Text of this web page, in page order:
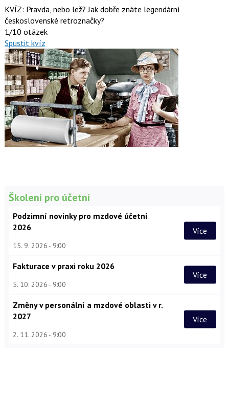
KVÍZ: Pravda, nebo lež? Jak dobře znáte legendární
československé retroznačky?
1/10 otázek
Spustit kvíz
Školení pro účetní
Podzimní novinky pro mzdové účetní
2026
15. 9. 2026 9:00
Více
Fakturace v praxi roku 2026
5. 10. 2026 9:00
Více
Změny v personální a mzdové oblasti v r.
2027
2. 11. 2026 9:00
Více